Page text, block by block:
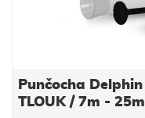
Punčocha
TLOUK / 7m -